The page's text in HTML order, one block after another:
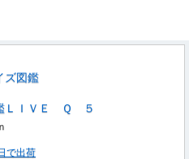
ズ図鑑
ＬＩＶＥ Ｑ ５
で出荷